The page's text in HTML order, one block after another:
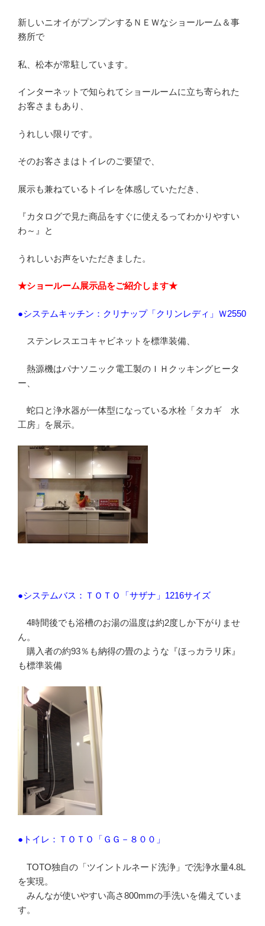
新しいニオイがプンプンするＮＥＷなショールーム＆事
務所で
私、松本が常駐しています。
インターネットで知られてショールームに立ち寄られた
お客さまもあり、
うれしい限りです。
そのお客さまはトイレのご要望で、
展示も兼ねているトイレを体感していただき、
『カタログで見た商品をすぐに使えるってわかりやすい
わ～』と
うれしいお声をいただきました。
★ショールーム展示品をご紹介します★
●システムキッチン：クリナップ「クリンレディ」Ｗ2550
ステンレスエコキャビネットを標準装備、
熱源機はパナソニック電工製のＩＨクッキングヒータ
ー、
蛇口と浄水器が一体型になっている水栓「タカギ 水
工房」を展示。
●システムバス：ＴＯＴＯ「サザナ」1216サイズ
4時間後でも浴槽のお湯の温度は約2度しか下がりませ
ん。
購入者の約93％も納得の畳のような『ほっカラリ床』
も標準装備
●トイレ：ＴＯＴＯ「ＧＧ－８００」
TOTO独自の「ツイントルネード洗浄」で洗浄水量4.8L
を実現。
みんなが使いやすい高さ800mmの手洗いを備えていま
す。